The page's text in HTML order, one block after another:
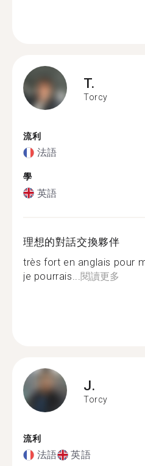
T.
Torcy
流利
法語
學
英語
理想的對話交換夥伴
très fort en anglais pour
je pourrais... 閱讀更多
J.
Torcy
流利
法語 英語